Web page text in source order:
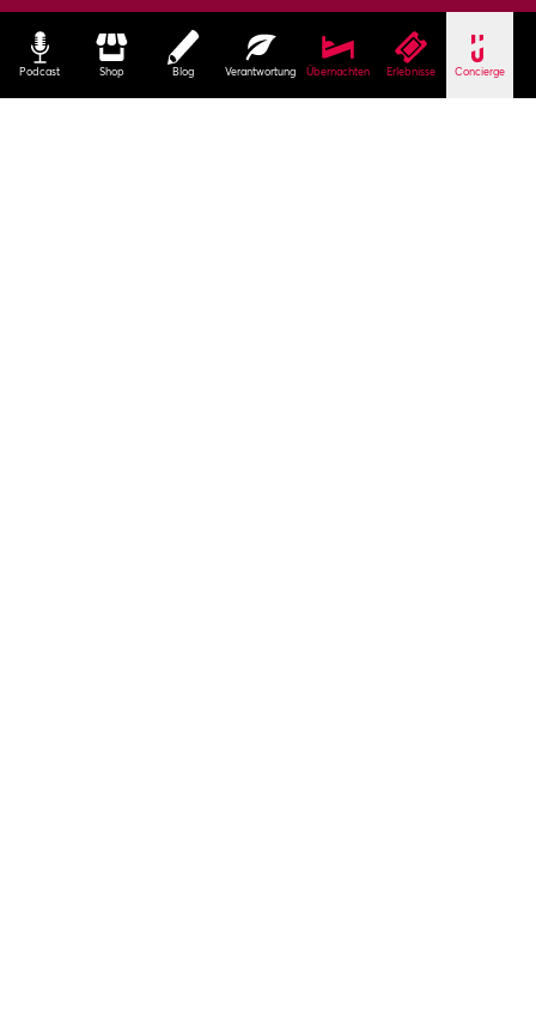
Podcast Shop Blog Verantwortung Übernachten Erlebnisse Concierge